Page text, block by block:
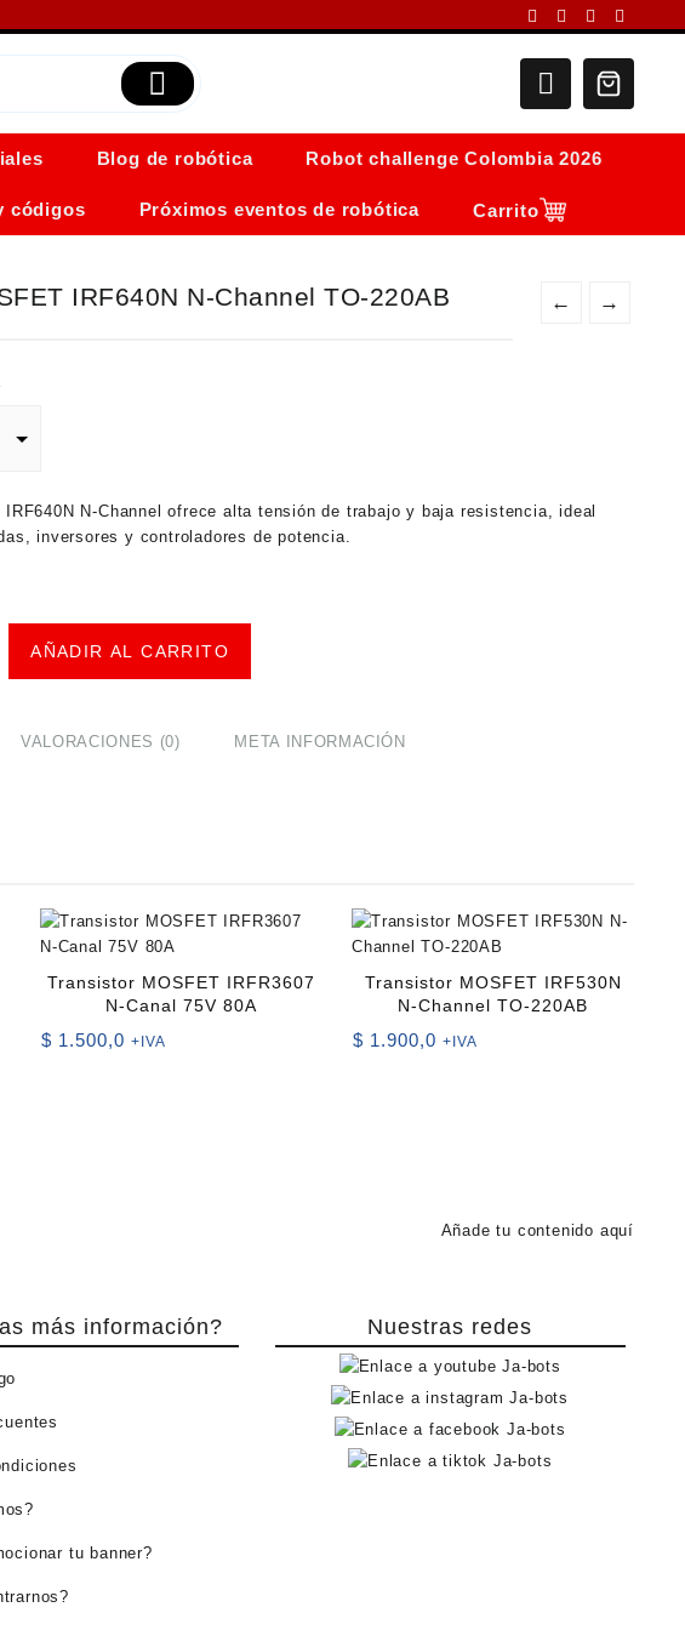
Blog de robótica Robot challenge Colombia 2026
códigos Próximos eventos de robótica Carrito
← →
IRF640N N-Channel TO-220AB
N-Channel ofrece alta tensión de trabajo y baja resistencia, ideal
inversores y controladores de potencia.
AÑADIR AL CARRITO
VALORACIONES (0) META INFORMACIÓN
Transistor MOSFET IRFR3607
N-Canal 75V 80A
$ 1.500,0 +IVA
Transistor MOSFET IRF530N
N-Channel TO-220AB
$ 1.900,0 +IVA
Añade tu contenido aquí
más información?
tu banner?
Nuestras redes